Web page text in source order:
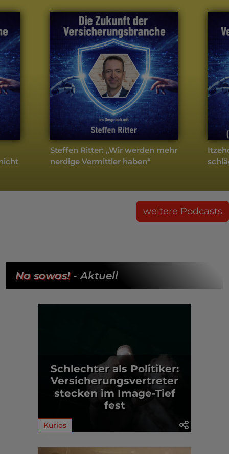
Steffen Ritter: „Wir werden mehr
nerdige Vermittler haben“
weitere Podcasts
Na sowas!- Aktuell
Schlechter als Politiker:
Versicherungsvertreter
stecken im Image-Tief
fest
Kurios